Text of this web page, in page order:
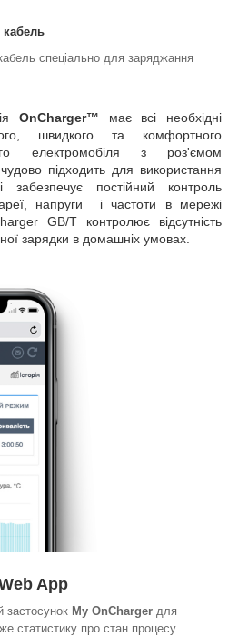
кабель
спеціально для заряджання
OnCharger™ має всі необхідні
швидкого та комфортного
електромобіля з роз'ємом
підходить для використання
постійний контроль
напруги і частоти в мережі
GB/T контролює відсутність
зарядки в домашніх умовах.
App
застосунок My OnCharger для
статистику про стан процесу